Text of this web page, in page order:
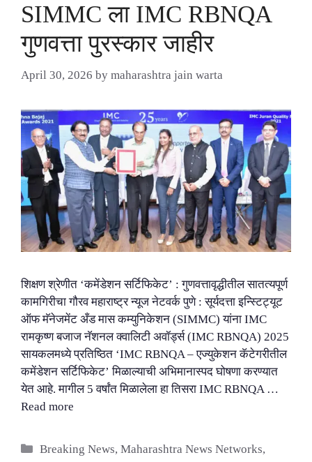
SIMMC ला IMC RBNQA
गुणवत्ता पुरस्कार जाहीर
April 30, 2026 by maharashtra jain warta
शिक्षण श्रेणीत ‘कमेंडेशन सर्टिफिकेट’ : गुणवत्तावृद्धीतील सातत्यपूर्ण
कामगिरीचा गौरव महाराष्ट्र न्यूज नेटवर्क पुणे : सूर्यदत्ता इन्स्टिट्यूट
ऑफ मॅनेजमेंट अँड मास कम्युनिकेशन (SIMMC) यांना IMC
रामकृष्ण बजाज नॅशनल क्वालिटी अवॉर्ड्स (IMC RBNQA) 2025
सायकलमध्ये प्रतिष्ठित ‘IMC RBNQA – एज्युकेशन कॅटेगरीतील
कमेंडेशन सर्टिफिकेट’ मिळाल्याची अभिमानास्पद घोषणा करण्यात
येत आहे. मागील 5 वर्षांत मिळालेला हा तिसरा IMC RBNQA …
Read more
Categories
Breaking News,Maharashtra News Networks,